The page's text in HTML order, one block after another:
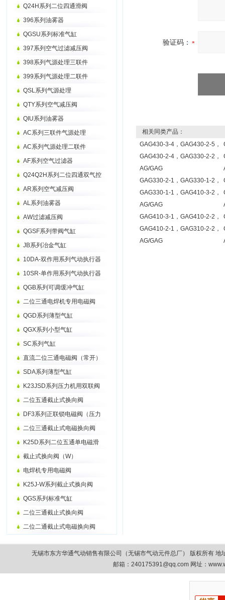
Q24H系列二位四通滑阀
396系列油雾器
QGSU系列标准气缸
397系列空气过滤减压阀
398系列气源处理三联件
399系列气源处理二联件
QSL系列气源处理
QTY系列空气减压阀
QIU系列油雾器
AC系列三联件气源处理
AC系列气源处理二联件
AF系列空气过滤器
Q24Q2H系列二位四通双气控
AR系列空气减压阀
AL系列油雾器
AW过滤减压阀
QGSF系列带阀气缸
JB系列冶金气缸
10DA-双作用系列气动执行器
10SR-单作用系列气动执行器
QGB系列可调缓冲气缸
二位三通电焊机专用电磁阀
QGD系列薄型气缸
QGX系列小型气缸
SC系列气缸
直流二位三通电磁阀（常开）
SDA系列薄型气缸
K23JSD系列压力机用双联阀
二位五通截止式换向阀
DF3系列正联锁电磁阀（压力
二位三通截止式电磁换向阀
K25D系列二位五通单电磁滑
截止式换向阀（W）
电焊机专用电磁阀
K25J-W系列截止式换向阀
QGS系列标准气缸
二位三通截止式换向阀
二位二通截止式电磁换向阀
验证码：
相关同类产品：
GAG430-3-4，GAG430-2-5，
GAG430-2-4，GAG330-2-2，
AG/GAG
GAG330-2-1，GAG330-1-2，
GAG330-1-1，GAG410-3-2，
AG/GAG
GAG410-3-1，GAG410-2-2，
GAG410-2-1，GAG310-2-2，
AG/GAG
无锡市东方华通气动销售有限公司（无锡市气动元件总厂） 版权所有
邮箱：240175391@qq.com 网址：